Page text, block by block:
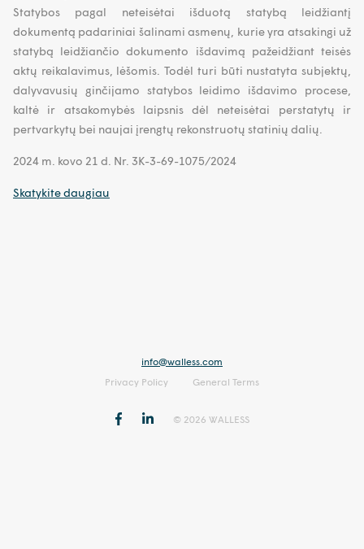
Statybos pagal neteisėtai išduotą statybą leidžiantį
dokumentą padariniai šalinami asmenų, kurie yra atsakingi už
statybą leidžiančio dokumento išdavimą pažeidžiant teisės
aktų reikalavimus, lėšomis. Todėl turi būti nustatyta subjektų,
dalyvavusių ginčijamo statybos leidimo išdavimo procese,
kaltė ir atsakomybės laipsnis dėl neteisėtai perstatytų ir
pertvarkytų bei naujai įrengtų rekonstruotų statinių dalių.
2024 m. kovo 21 d. Nr. 3K-3-69-1075/2024
Skatykite daugiau
info@walless.com
Privacy Policy
General Terms
© 2026 WALLESS